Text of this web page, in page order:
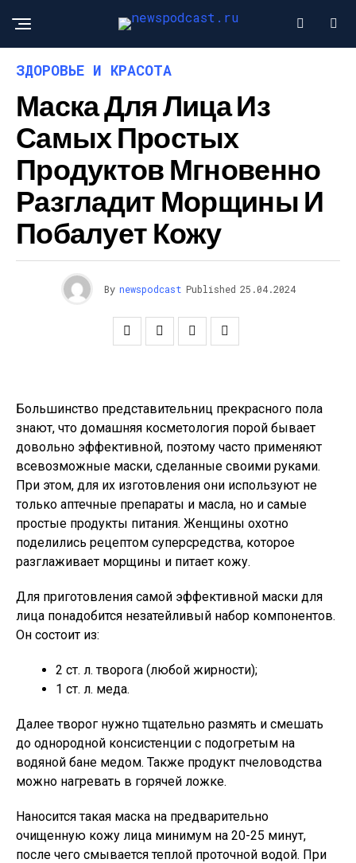
ЗДОРОВЬЕ И КРАСОТА
Маска Для Лица Из
Самых Простых
Продуктов Мгновенно
Разгладит Морщины И
Побалует Кожу
By newspodcast Published 25.04.2024
Большинство представительниц прекрасного пола
знают, что домашняя косметология порой бывает
довольно эффективной, поэтому часто применяют
всевозможные маски, сделанные своими руками.
При этом, для их изготовления они используют не
только аптечные препараты и масла, но и самые
простые продукты питания. Женщины охотно
поделились рецептом суперсредства, которое
разглаживает морщины и питает кожу.
Для приготовления самой эффективной маски для
лица понадобится незатейливый набор компонентов.
Он состоит из:
2 ст. л. творога (любой жирности);
1 ст. л. меда.
Далее творог нужно тщательно размять и смешать
до однородной консистенции с подогретым на
водяной бане медом. Также продукт пчеловодства
можно нагревать в горячей ложке.
Наносится такая маска на предварительно
очищенную кожу лица минимум на 20-25 минут,
после чего смывается теплой проточной водой. При